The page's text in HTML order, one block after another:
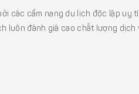
các cẩm nang du lịch độc lập uy
luôn đánh giá cao chất lượng